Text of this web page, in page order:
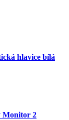
hlavice bílá
Monitor 2